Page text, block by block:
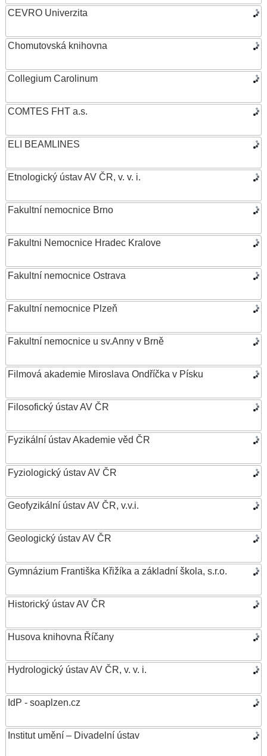
CEVRO Univerzita
Chomutovská knihovna
Collegium Carolinum
COMTES FHT a.s.
ELI BEAMLINES
Etnologický ústav AV ČR, v. v. i.
Fakultní nemocnice Brno
Fakultni Nemocnice Hradec Kralove
Fakultní nemocnice Ostrava
Fakultní nemocnice Plzeň
Fakultní nemocnice u sv.Anny v Brně
Filmová akademie Miroslava Ondříčka v Písku
Filosofický ústav AV ČR
Fyzikální ústav Akademie věd ČR
Fyziologický ústav AV ČR
Geofyzikální ústav AV ČR, v.v.i.
Geologický ústav AV ČR
Gymnázium Františka Křižíka a základní škola, s.r.o.
Historický ústav AV ČR
Husova knihovna Říčany
Hydrologický ústav AV ČR, v. v. i.
IdP - soaplzen.cz
Institut umění – Divadelní ústav